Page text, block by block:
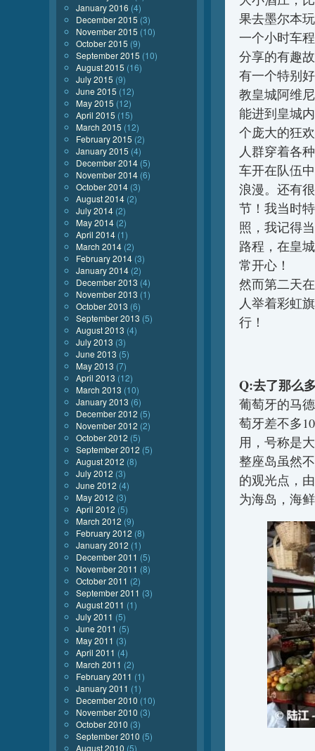
果去墨尔本
一个小时车
分享的有趣
有一个特别
教皇城阿维
能进到皇城
个庞大的狂
人群穿着各
车开在队伍
浪漫。还有
节！我当时
照，我记得
路程，在皇
常开心！
然而第二天
人举着彩虹
行！
Q:去了那么
葡萄牙的马
萄牙差不多
用，号称是
整座岛虽然
的观光点，
为海岛，海
January 2016 (4)
December 2015 (3)
November 2015 (10)
October 2015 (9)
September 2015 (10)
August 2015 (16)
July 2015 (9)
June 2015 (12)
May 2015 (12)
April 2015 (15)
March 2015 (12)
February 2015 (2)
January 2015 (4)
December 2014 (5)
November 2014 (6)
October 2014 (3)
August 2014 (2)
July 2014 (2)
May 2014 (2)
April 2014 (1)
March 2014 (2)
February 2014 (3)
January 2014 (2)
December 2013 (4)
November 2013 (1)
October 2013 (6)
September 2013 (5)
August 2013 (4)
July 2013 (3)
June 2013 (5)
May 2013 (7)
April 2013 (12)
March 2013 (10)
January 2013 (6)
December 2012 (5)
November 2012 (2)
October 2012 (5)
September 2012 (5)
August 2012 (8)
July 2012 (3)
June 2012 (4)
May 2012 (3)
April 2012 (5)
March 2012 (9)
February 2012 (8)
January 2012 (1)
December 2011 (5)
November 2011 (8)
October 2011 (2)
September 2011 (3)
August 2011 (1)
July 2011 (5)
June 2011 (5)
May 2011 (3)
April 2011 (4)
March 2011 (2)
February 2011 (1)
January 2011 (1)
December 2010 (10)
November 2010 (3)
October 2010 (3)
September 2010 (5)
August 2010 (5)